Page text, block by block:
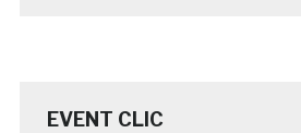
EVENT CLIC